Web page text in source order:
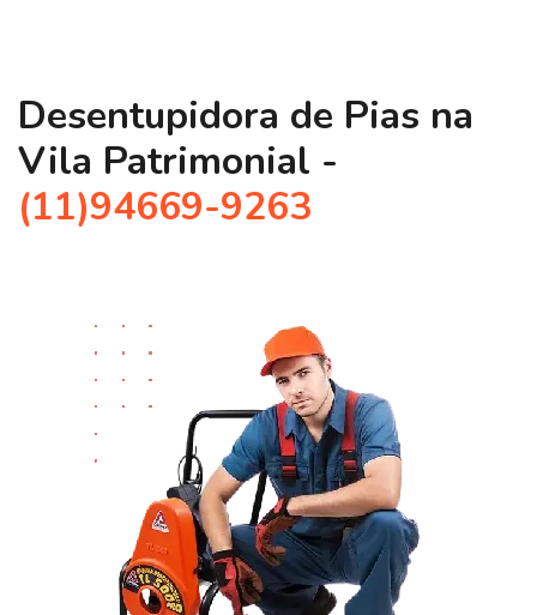
Desentupidora de Pias na
Vila Patrimonial -
(11)94669-9263